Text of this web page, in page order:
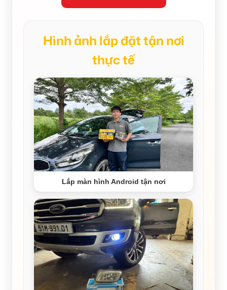
Hình ảnh lắp đặt tận nơi
thực tế
Lắp màn hình Android tận nơi